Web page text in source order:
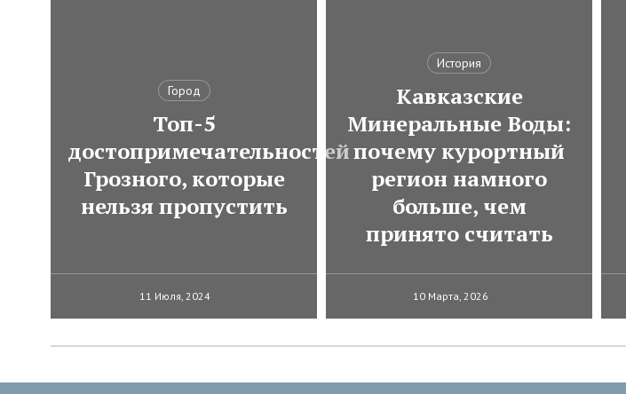
Город
Топ-5
достопримечательностей
Грозного, которые
нельзя пропустить
11 Июля, 2024
История
Кавказские
Минеральные Воды:
почему курортный
регион намного
больше, чем
принято считать
10 Марта, 2026